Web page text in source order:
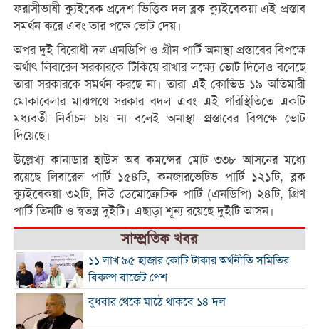
ফরাসীভাষী ক্যুইবেক প্রদেশ ভিত্তিক দল ব্লক ক্যুইবেকয়া এই প্রস্তাব
সমর্থন করে এবং তার পক্ষে ভোট দেয়।
অপর দুই বিরোধী দল এনডিপি ও গ্রীন পার্টি অনাস্থা প্রস্তাবের বিপক্ষে
অর্থাৎ লিবারেল সরকারকে টিকিয়ে রাখার লক্ষ্যে ভোট দিলেও বলেছে
তারা সরকারকে সমর্থন করছে না। তারা এই কোভিড-১৯ অতিমারী
মোকাবেলার মাঝপথে সরকার বদল এবং এই পরিস্থিতিতে একটি
মধ্যবর্তী নির্বাচন চায় না বলেই অনাস্থা প্রস্তাবের বিপক্ষে ভোট
দিয়েছে।
উল্লেখ্য কানাডার হাউস অব কমন্সের মোট ৩৩৮ আসনের মধ্যে
রয়েছে লিবারেল পার্টি ১৫৪টি, কনজারভেটিভ পার্টি ১২১টি, ব্লক
ক্যুইবেকয়া ৩২টি, নিউ ডেমোক্রেটিক পার্টি (এনডিপি) ২৪টি, গ্রিণ
পার্টি তিনটি ও স্বতন্ত্র দুইটি। এছাড়া শূন্য রয়েছে দুইটি আসন।
সাম্প্রতিক খবর
১১ লাখ ৯৫ হাজার কোটি টাকার অর্থনীতি সমিতির
বিকল্প বাজেট পেশ
বুধবার থেকে মাঠে থাকবে ১৪ দল